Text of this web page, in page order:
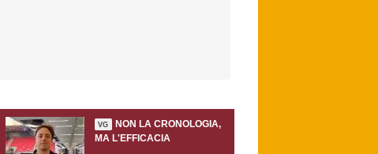
VG
NON LA CRONOLOGIA,
MA L'EFFICACIA